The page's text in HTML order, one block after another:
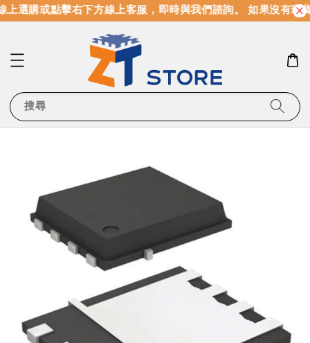
選購或點擊右下方線上客服，即時與我們諮詢。 如果沒有現
搜尋